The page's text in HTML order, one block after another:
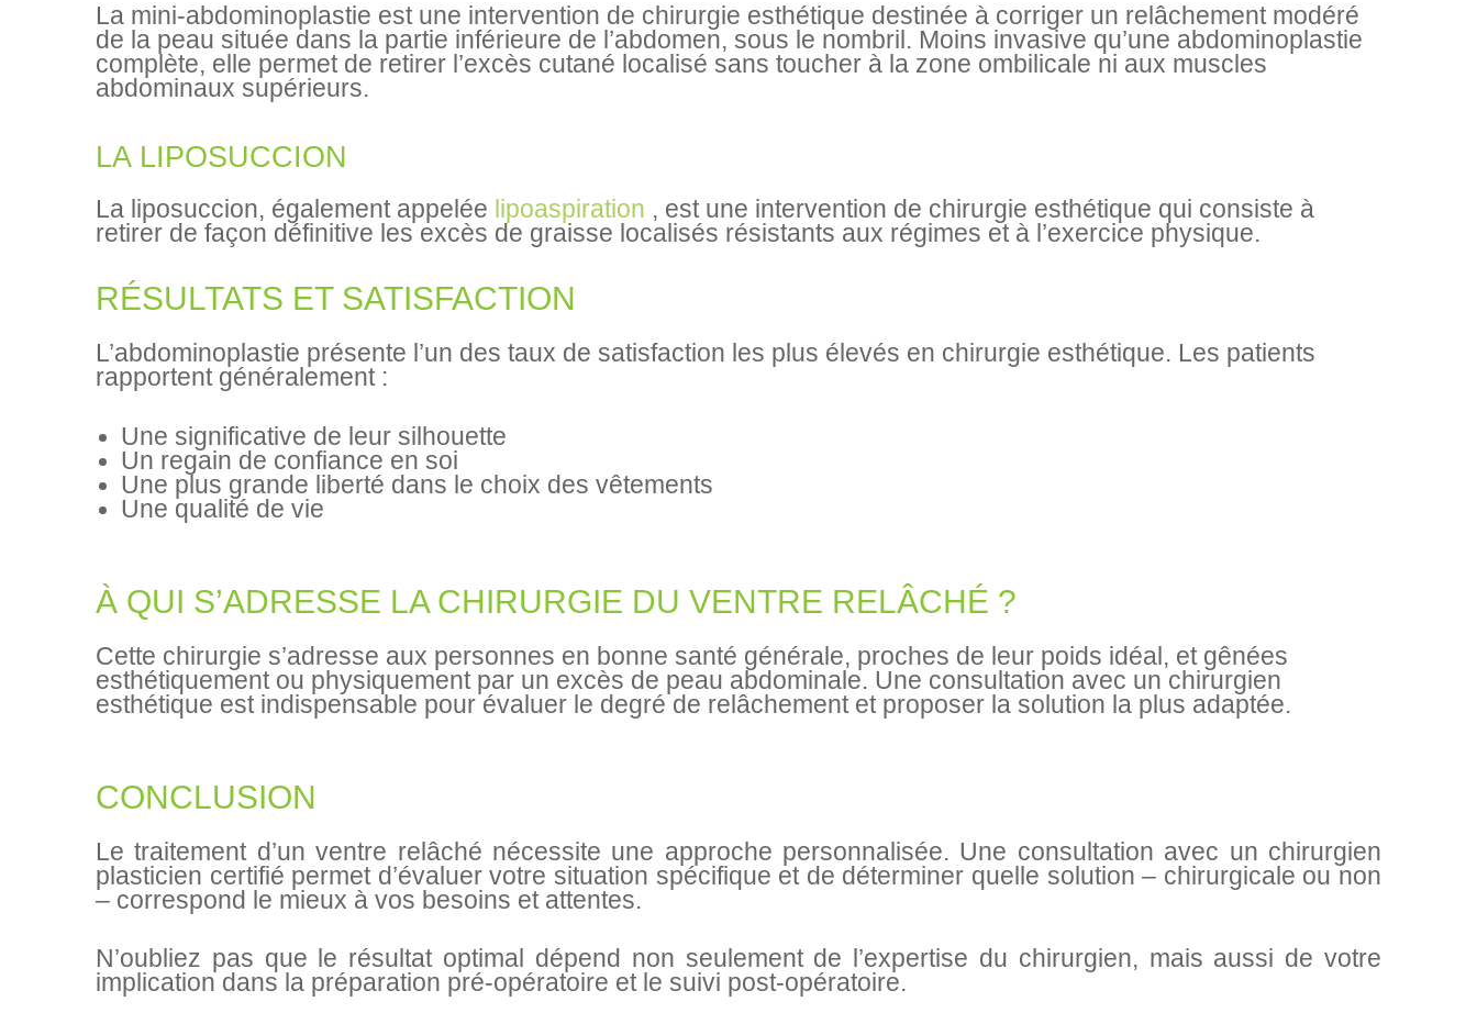
La mini-abdominoplastie est une intervention de chirurgie esthétique destinée à corriger un relâchement modéré
de la peau située dans la partie inférieure de l’abdomen, sous le nombril. Moins invasive qu’une abdominoplastie
complète, elle permet de retirer l’excès cutané localisé sans toucher à la zone ombilicale ni aux muscles
abdominaux supérieurs.
LA LIPOSUCCION
La liposuccion, également appelée lipoaspiration , est une intervention de chirurgie esthétique qui consiste à
retirer de façon définitive les excès de graisse localisés résistants aux régimes et à l’exercice physique.
RÉSULTATS ET SATISFACTION
L’abdominoplastie présente l’un des taux de satisfaction les plus élevés en chirurgie esthétique. Les patients
rapportent généralement :
Une significative de leur silhouette
Un regain de confiance en soi
Une plus grande liberté dans le choix des vêtements
Une qualité de vie
À QUI S’ADRESSE LA CHIRURGIE DU VENTRE RELÂCHÉ ?
Cette chirurgie s’adresse aux personnes en bonne santé générale, proches de leur poids idéal, et gênées
esthétiquement ou physiquement par un excès de peau abdominale. Une consultation avec un chirurgien
esthétique est indispensable pour évaluer le degré de relâchement et proposer la solution la plus adaptée.
CONCLUSION
Le traitement d’un ventre relâché nécessite une approche personnalisée. Une consultation avec un chirurgien
plasticien certifié permet d’évaluer votre situation spécifique et de déterminer quelle solution – chirurgicale ou non
– correspond le mieux à vos besoins et attentes.
N’oubliez pas que le résultat optimal dépend non seulement de l’expertise du chirurgien, mais aussi de votre
implication dans la préparation pré-opératoire et le suivi post-opératoire.